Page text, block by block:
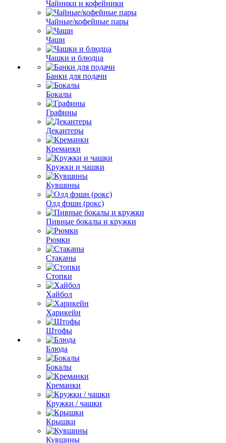
Чайники и кофейники
Чайные/кофейные пары
Чаши
Чашки и блюдца
Банки для подачи
Бокалы
Графины
Декантеры
Креманки
Кружки и чашки
Кувшины
Олд фэшн (рокс)
Пивные бокалы и кружки
Рюмки
Стаканы
Стопки
Хайбол
Харикейн
Штофы
Блюда
Бокалы
Креманки
Кружки / чашки
Крышки
Кувшины